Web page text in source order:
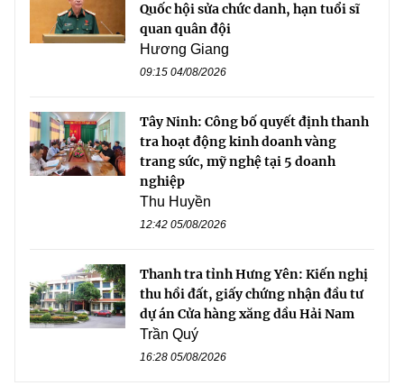
Quốc hội sửa chức danh, hạn tuổi sĩ
quan quân đội
Hương Giang
09:15 04/08/2026
Tây Ninh: Công bố quyết định thanh
tra hoạt động kinh doanh vàng
trang sức, mỹ nghệ tại 5 doanh
nghiệp
Thu Huyền
12:42 05/08/2026
Thanh tra tỉnh Hưng Yên: Kiến nghị
thu hồi đất, giấy chứng nhận đầu tư
dự án Cửa hàng xăng dầu Hải Nam
Trần Quý
16:28 05/08/2026